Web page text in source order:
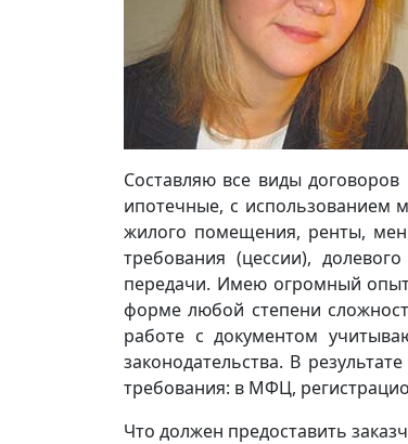
Составляю все виды
ипотечные, с использованием
жилого помещения, ренты,
требования (цессии),
передачи. Имею огромный
форме любой степени
работе с документом
законодательства. В
требования: в МФЦ,
Что должен предоставить